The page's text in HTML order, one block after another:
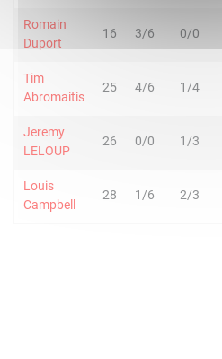
Romain
Duport
16 3/6 0/0
Tim
Abromaitis
25 4/6 1/4
Jeremy
LELOUP
26 0/0 1/3
Louis
Campbell
28 1/6 2/3